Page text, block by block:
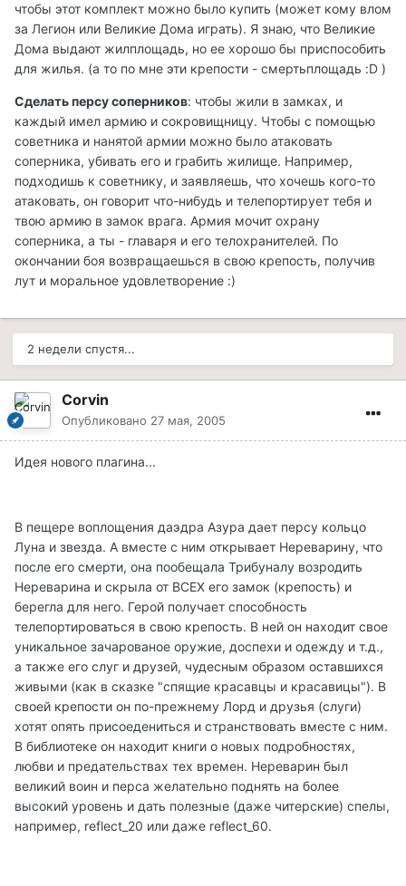
чтобы этот комплект можно было купить (может кому влом
за Легион или Великие Дома играть). Я знаю, что Великие
Дома выдают жилплощадь, но ее хорошо бы приспособить
для жилья. (а то по мне эти крепости - смертьплощадь :D )
Сделать персу соперников: чтобы жили в замках, и
каждый имел армию и сокровищницу. Чтобы с помощью
советника и нанятой армии можно было атаковать
соперника, убивать его и грабить жилище. Например,
подходишь к советнику, и заявляешь, что хочешь кого-то
атаковать, он говорит что-нибудь и телепортирует тебя и
твою армию в замок врага. Армия мочит охрану
соперника, а ты - главаря и его телохранителей. По
окончании боя возвращаешься в свою крепость, получив
лут и моральное удовлетворение :)
2 недели спустя...
Corvin
Опубликовано 27 мая, 2005
Идея нового плагина...
В пещере воплощения даэдра Азура дает персу кольцо
Луна и звезда. А вместе с ним открывает Нереварину, что
после его смерти, она пообещала Трибуналу возродить
Нереварина и скрыла от ВСЕХ его замок (крепость) и
берегла для него. Герой получает способность
телепортироваться в свою крепость. В ней он находит свое
уникальное зачарованое оружие, доспехи и одежду и т.д.,
а также его слуг и друзей, чудесным образом оставшихся
живыми (как в сказке "спящие красавцы и красавицы"). В
своей крепости он по-прежнему Лорд и друзья (слуги)
хотят опять присоедениться и странствовать вместе с ним.
В библиотеке он находит книги о новых подробностях,
любви и предательствах тех времен. Нереварин был
великий воин и перса желательно поднять на более
высокий уровень и дать полезные (даже читерские) спелы,
например, reflect_20 или даже reflect_60.